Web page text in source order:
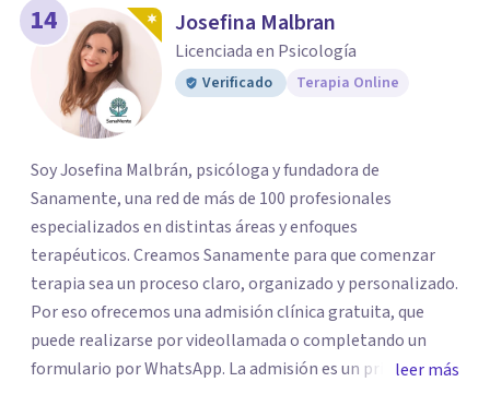
14 Josefina Malbran
Licenciada en Psicología
Verificado Terapia Online
Soy Josefina Malbrán, psicóloga y fundadora de
Sanamente, una red de más de 100 profesionales
especializados en distintas áreas y enfoques
terapéuticos. Creamos Sanamente para que comenzar
terapia sea un proceso claro, organizado y personalizado.
Por eso ofrecemos una admisión clínica gratuita, que
puede realizarse por videollamada o completando un
formulario por WhatsApp. La admisión es un primer
leer más